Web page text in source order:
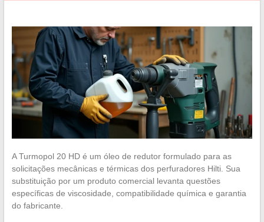
A Turmopol 20 HD é um óleo de redutor formulado para as
solicitações mecânicas e térmicas dos perfuradores Hilti. Sua
substituição por um produto comercial levanta questões
específicas de viscosidade, compatibilidade química e garantia
do fabricante.